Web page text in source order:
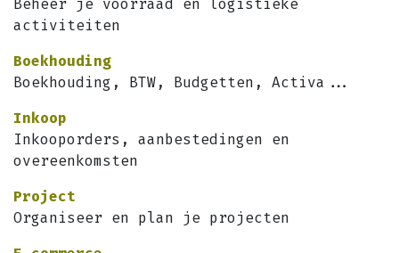
Beheer je voorraad en logistieke
activiteiten
Boekhouding
Boekhouding, BTW, Budgetten, Activa...
Inkoop
Inkooporders, aanbestedingen en
overeenkomsten
Project
Organiseer en plan je projecten